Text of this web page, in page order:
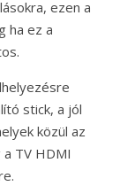
ezen a
ha ez a
stick, a jól
közül az
TV HDMI